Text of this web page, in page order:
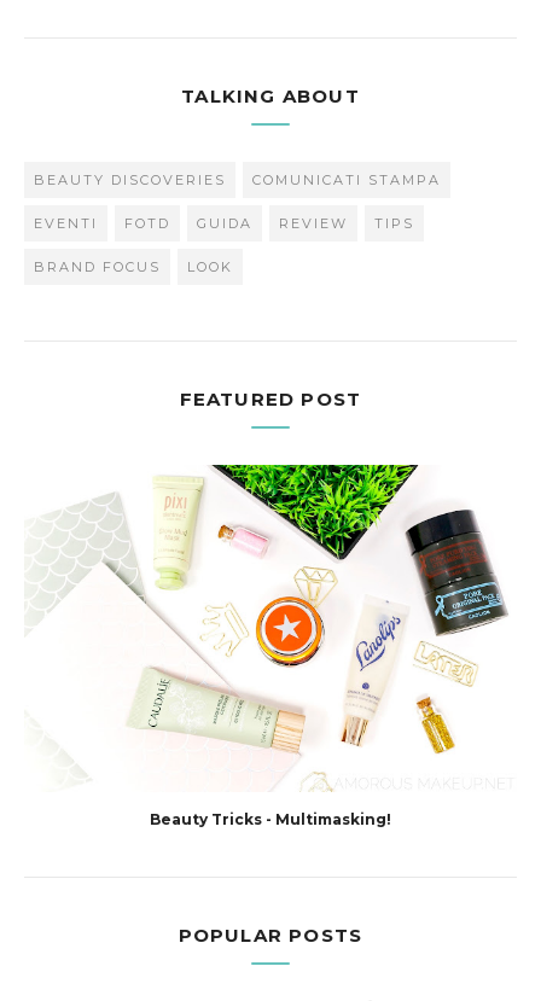
TALKING ABOUT
BEAUTY DISCOVERIES COMUNICATI STAMPA
EVENTI FOTD GUIDA REVIEW TIPS
BRAND FOCUS LOOK
FEATURED POST
Beauty Tricks - Multimasking!
POPULAR POSTS